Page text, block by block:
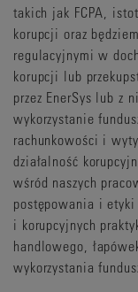
takich jak FCPA,
korupcji oraz
regulacyjnymi w
korupcji lub
przez EnerSys lub z
wykorzystanie
rachunkowości i
działalność
wśród naszych
postępowania i etyki
i korupcyjnych
handlowego,
wykorzystania